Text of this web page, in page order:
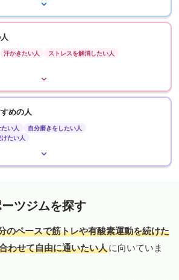
汗かきたい人 ストレスを解消したい人
めの人
い人
自分磨きをしたい人
たい人
ツジムを探す
のペースで筋トレや有酸素運動を続けた
わせて自由に通いたい人に向いていま